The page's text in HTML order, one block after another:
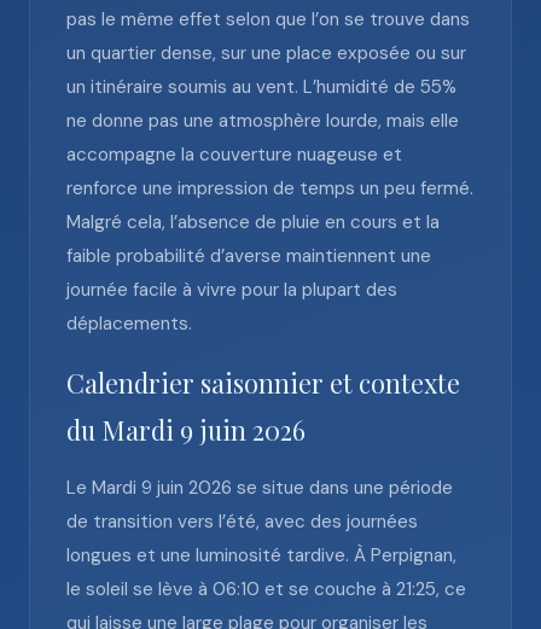
pas le même effet selon que l’on se trouve dans
un quartier dense, sur une place exposée ou sur
un itinéraire soumis au vent. L’humidité de 55%
ne donne pas une atmosphère lourde, mais elle
accompagne la couverture nuageuse et
renforce une impression de temps un peu fermé.
Malgré cela, l’absence de pluie en cours et la
faible probabilité d’averse maintiennent une
journée facile à vivre pour la plupart des
déplacements.
Calendrier saisonnier et contexte
du Mardi 9 juin 2026
Le Mardi 9 juin 2026 se situe dans une période
de transition vers l’été, avec des journées
longues et une luminosité tardive. À Perpignan,
le soleil se lève à 06:10 et se couche à 21:25, ce
qui laisse une large plage pour organiser les